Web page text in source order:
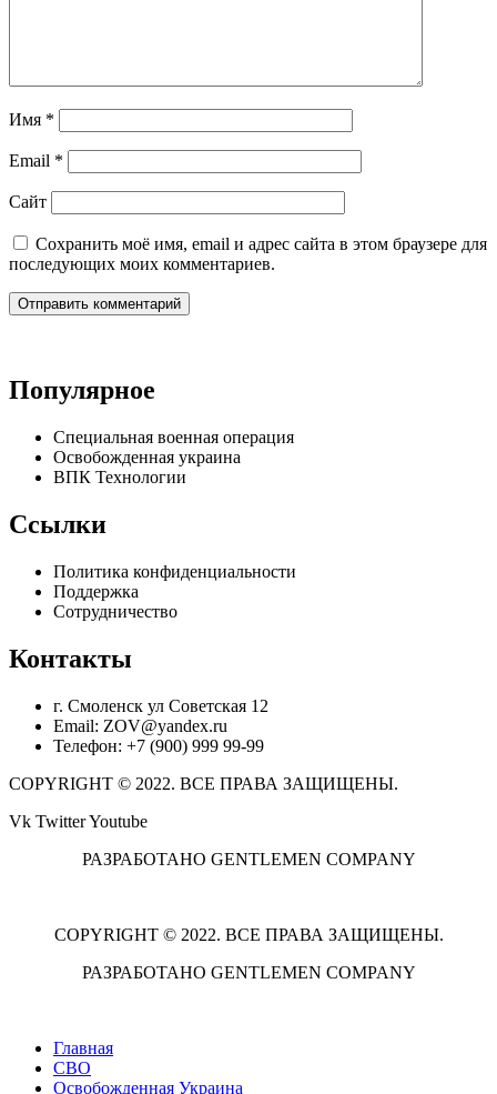
Имя *
Email *
Сайт
Сохранить моё имя, email и адрес сайта в этом браузере для
последующих моих комментариев.
Популярное
Специальная военная операция
Освобожденная украина
ВПК Технологии
Ссылки
Политика конфиденциальности
Поддержка
Сотрудничество
Контакты
г. Смоленск ул Советская 12
Email: ZOV@yandex.ru
Телефон: +7 (900) 999 99-99
COPYRIGHT © 2022. ВСЕ ПРАВА ЗАЩИЩЕНЫ.
Vk TwitterYoutube
РАЗРАБОТАНО GENTLEMEN COMPANY
COPYRIGHT © 2022. ВСЕ ПРАВА ЗАЩИЩЕНЫ.
РАЗРАБОТАНО GENTLEMEN COMPANY
Главная
СВО
Освобожденная Украина